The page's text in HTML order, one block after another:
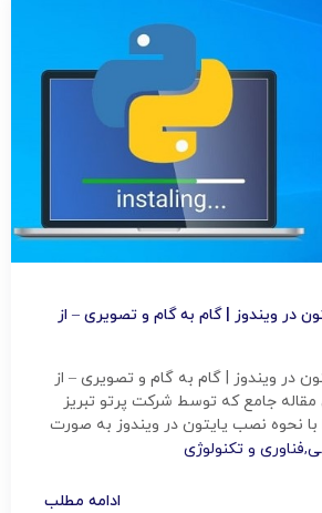
در ویندوز | گام به گام و تصویری – از
در ویندوز | گام به گام و تصویری – از
جامع که توسط شرکت پرتو تبریز
با نحوه نصب پایتون در ویندوز به صورت
آشنا خواهیم کرد. از مفاهیم ابتدایی و,فناوری و تکنولوژی
ادامه مطلب